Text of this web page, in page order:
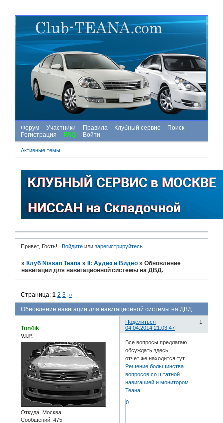
Форум Участники Правила Клубный сервис
Поиск
Регистрация
FAQ Войти
Активные темы
Привет, Гость! Войдитеили зарегистрируйтесь.
» Клуб Nissan Teana » II: Аудио и Bидео »Обновление
навигации для навигационной системы на ДВД.
Обновление навигации для навигационной системы на ДВД.
Страница:1 2 3 »
Поделиться
1
04.04.2014 21:03:47
Ton4ik
V.I.P.
Откуда: Москва
Сообщений: 475
Все вопросы предлагаю
обсуждать здесь,
отчет же находится тут
Решение большинства
вопросов со штатной
навигацией и монитором
Теана.
0